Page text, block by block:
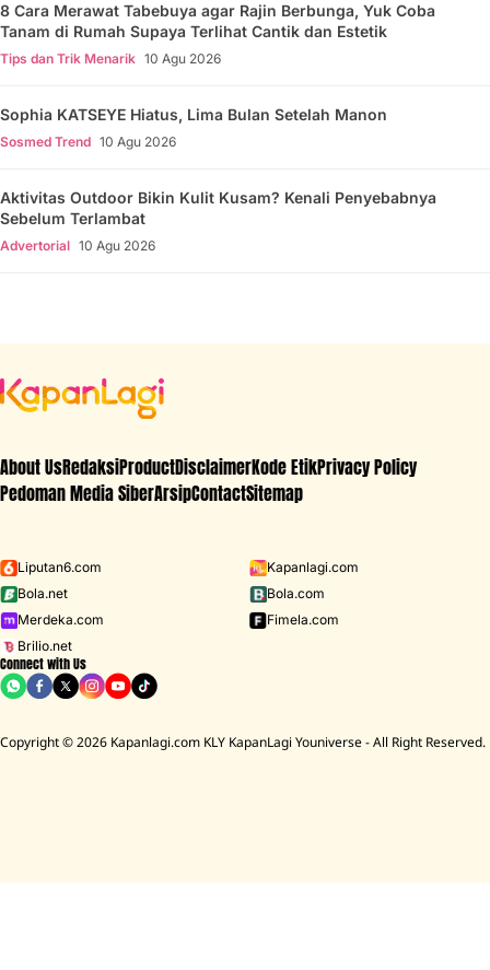
8 Cara Merawat Tabebuya agar Rajin Berbunga, Yuk Coba
Tanam di Rumah Supaya Terlihat Cantik dan Estetik
Tips dan Trik Menarik 10 Agu 2026
Sophia KATSEYE Hiatus, Lima Bulan Setelah Manon
Sosmed Trend 10 Agu 2026
Aktivitas Outdoor Bikin Kulit Kusam? Kenali Penyebabnya
Sebelum Terlambat
Advertorial 10 Agu 2026
About UsRedaksiProductDisclaimerKode EtikPrivacy Policy
Pedoman Media SiberArsipContactSitemap
Liputan6.com
Kapanlagi.com
Bola.net
Bola.com
Merdeka.com
Fimela.com
Brilio.net
Connect with Us
Copyright © 2026 Kapanlagi.com KLY KapanLagi Youniverse - All Right Reserved.